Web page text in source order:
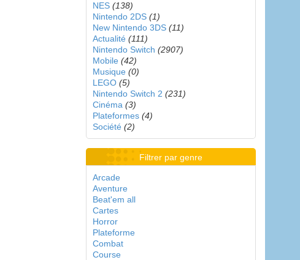
NES (138)
Nintendo 2DS (1)
New Nintendo 3DS (11)
Actualité (111)
Nintendo Switch (2907)
Mobile (42)
Musique (0)
LEGO (5)
Nintendo Switch 2 (231)
Cinéma (3)
Plateformes (4)
Société (2)
Filtrer par genre
Arcade
Aventure
Beat'em all
Cartes
Horror
Plateforme
Combat
Course